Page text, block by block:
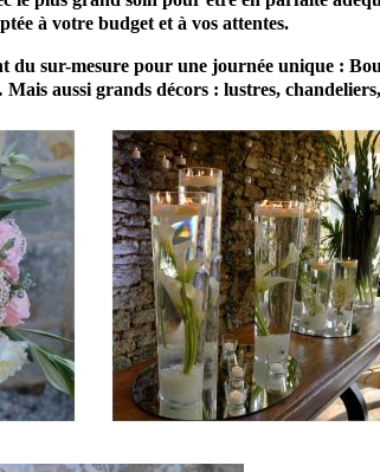
à votre budget et à vos attentes.
du sur-mesure pour une journée unique :
aussi grands décors : lustres,